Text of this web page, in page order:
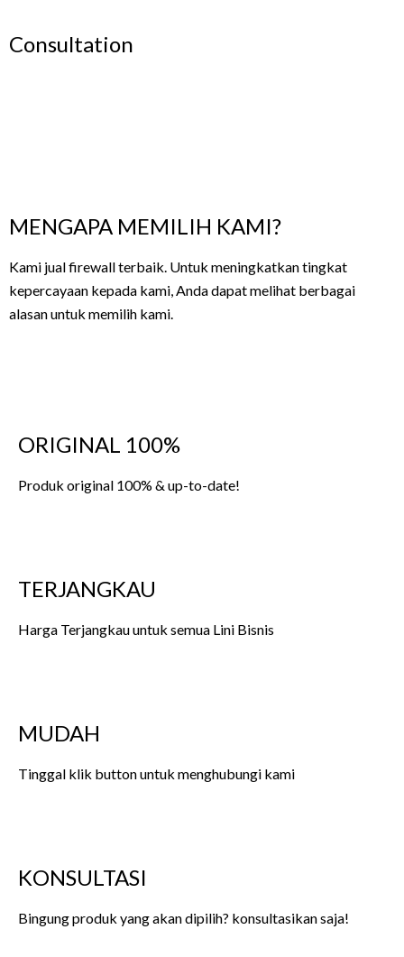
Consultation
MENGAPA MEMILIH KAMI?
Kami jual firewall terbaik. Untuk meningkatkan tingkat
kepercayaan kepada kami, Anda dapat melihat berbagai
alasan untuk memilih kami.
ORIGINAL 100%
Produk original 100% & up-to-date!
TERJANGKAU
Harga Terjangkau untuk semua Lini Bisnis
MUDAH
Tinggal klik button untuk menghubungi kami
KONSULTASI
Bingung produk yang akan dipilih? konsultasikan saja!